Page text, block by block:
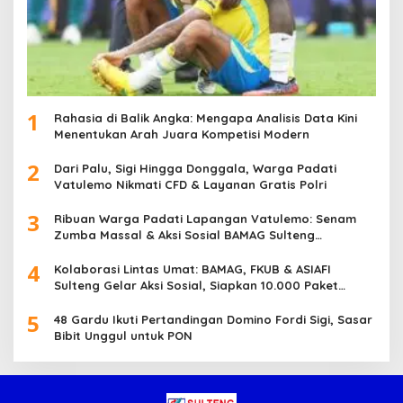
1
Rahasia di Balik Angka: Mengapa Analisis Data Kini
Menentukan Arah Juara Kompetisi Modern
2
Dari Palu, Sigi Hingga Donggala, Warga Padati
Vatulemo Nikmati CFD & Layanan Gratis Polri
3
Ribuan Warga Padati Lapangan Vatulemo: Senam
Zumba Massal & Aksi Sosial BAMAG Sulteng
4
Kolaborasi Lintas Umat: BAMAG, FKUB & ASIAFI
Sulteng Gelar Aksi Sosial, Siapkan 10.000 Paket
5
48 Gardu Ikuti Pertandingan Domino Fordi Sigi, Sasar
Bibit Unggul untuk PON